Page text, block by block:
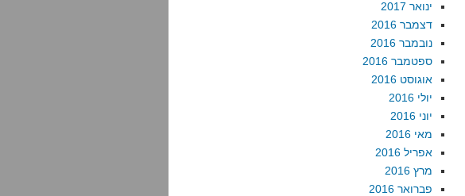
ינואר 2017
דצמבר 2016
נובמבר 2016
ספטמבר 2016
אוגוסט 2016
יולי 2016
יוני 2016
מאי 2016
אפריל 2016
מרץ 2016
פברואר 2016